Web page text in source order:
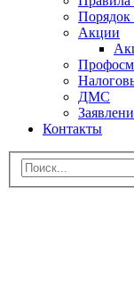
Порядок
Акции
ДМС
Контакты